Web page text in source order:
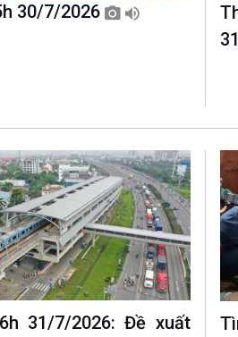
30/7/2026
31/7/2026: Đề xuất